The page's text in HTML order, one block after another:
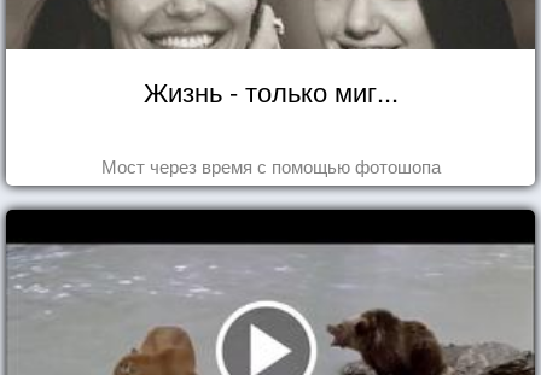
Жизнь - только миг...
Мост через время с помощью фотошопа